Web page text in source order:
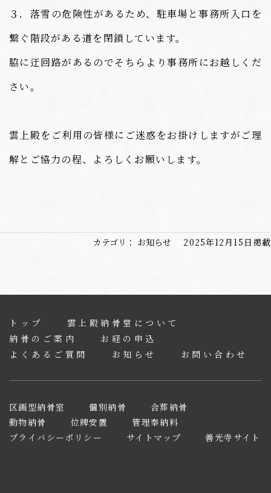
３．落雪の危険性があるため、駐車場と事務所入口を
繋ぐ階段がある道を閉鎖しています。
脇に迂回路があるのでそちらより事務所にお越しくだ
さい。
雲上殿をご利用の皆様にご迷惑をお掛けしますがご理
解とご協力の程、よろしくお願いします。
2025年12月15日掲載
カテゴリ： お知らせ
トップ
雲上殿納骨堂について
納骨のご案内
お経の申込
よくあるご質問
お知らせ お問い合わせ
区画型納骨室 個別納骨
合葬納骨
動物納骨
位牌安置
管理奉納料
プライバシーポリシー
サイトマップ 善光寺サイト